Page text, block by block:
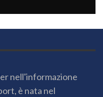
nell'informazione
è nata nel